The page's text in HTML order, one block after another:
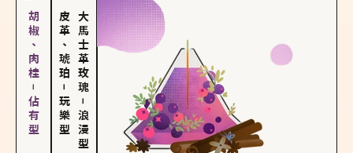
胡椒、肉桂－佔有型 皮革、琥珀
－
玩樂型
大馬士革玫瑰
－
浪漫型